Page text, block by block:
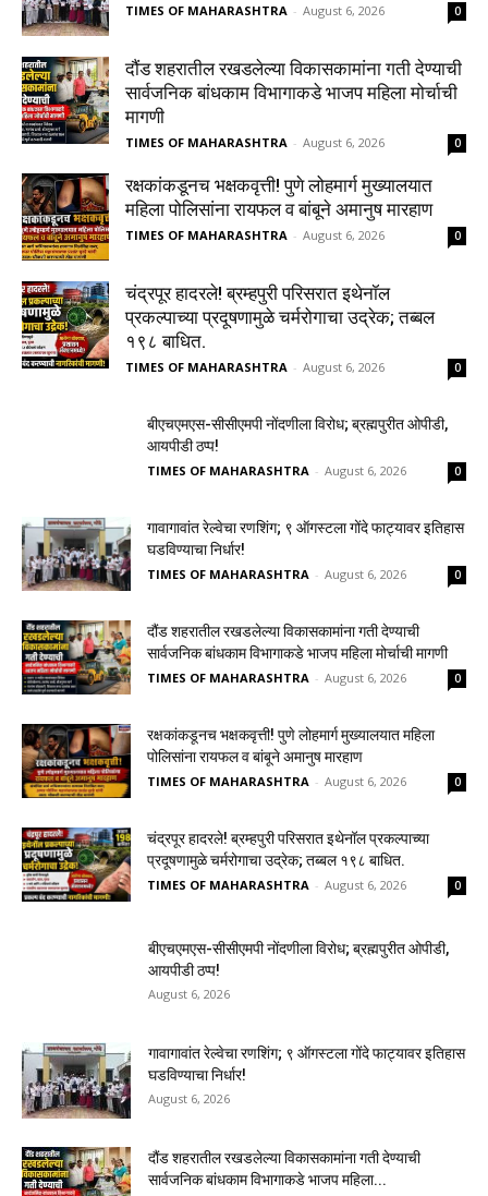
TIMES OF MAHARASHTRA - August 6, 2026 0
दौंड शहरातील रखडलेल्या विकासकामांना गती देण्याची
सार्वजनिक बांधकाम विभागाकडे भाजप महिला मोर्चाची
मागणी
TIMES OF MAHARASHTRA - August 6, 2026 0
रक्षकांकडूनच भक्षकवृत्ती! पुणे लोहमार्ग मुख्यालयात
महिला पोलिसांना रायफल व बांबूने अमानुष मारहाण
TIMES OF MAHARASHTRA - August 6, 2026 0
चंद्रपूर हादरले! ब्रम्हपुरी परिसरात इथेनॉल
प्रकल्पाच्या प्रदूषणामुळे चर्मरोगाचा उद्रेक; तब्बल
१९८ बाधित.
TIMES OF MAHARASHTRA - August 6, 2026 0
बीएचएमएस-सीसीएमपी नोंदणीला विरोध; ब्रह्मपुरीत ओपीडी,
आयपीडी ठप्प!
TIMES OF MAHARASHTRA - August 6, 2026 0
गावागावांत रेल्वेचा रणशिंग; ९ ऑगस्टला गोंदे फाट्यावर इतिहास
घडविण्याचा निर्धार!
TIMES OF MAHARASHTRA - August 6, 2026 0
दौंड शहरातील रखडलेल्या विकासकामांना गती देण्याची
सार्वजनिक बांधकाम विभागाकडे भाजप महिला मोर्चाची मागणी
TIMES OF MAHARASHTRA - August 6, 2026 0
रक्षकांकडूनच भक्षकवृत्ती! पुणे लोहमार्ग मुख्यालयात महिला
पोलिसांना रायफल व बांबूने अमानुष मारहाण
TIMES OF MAHARASHTRA - August 6, 2026 0
चंद्रपूर हादरले! ब्रम्हपुरी परिसरात इथेनॉल प्रकल्पाच्या
प्रदूषणामुळे चर्मरोगाचा उद्रेक; तब्बल १९८ बाधित.
TIMES OF MAHARASHTRA - August 6, 2026 0
बीएचएमएस-सीसीएमपी नोंदणीला विरोध; ब्रह्मपुरीत ओपीडी,
आयपीडी ठप्प!
August 6, 2026
गावागावांत रेल्वेचा रणशिंग; ९ ऑगस्टला गोंदे फाट्यावर इतिहास
घडविण्याचा निर्धार!
August 6, 2026
दौंड शहरातील रखडलेल्या विकासकामांना गती देण्याची
सार्वजनिक बांधकाम विभागाकडे भाजप महिला...